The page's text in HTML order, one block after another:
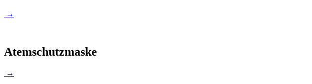
→
Atemschutzmaske
→